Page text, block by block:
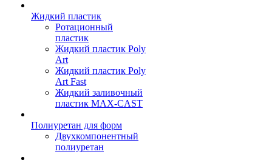
Жидкий пластик
Ротационный
пластик
Жидкий пластик Poly
Art
Жидкий пластик Poly
Art Fast
Жидкий заливочный
пластик MAX-CAST
Полиуретан для форм
Двухкомпонентный
полиуретан